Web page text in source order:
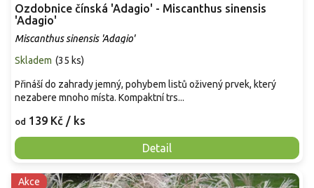
Ozdobnice čínská 'Adagio' - Miscanthus sinensis
'Adagio'
Miscanthus sinensis 'Adagio'
Skladem (35 ks)
od 139 Kč / ks
Detail
Přináší do zahrady jemný, pohybem listů oživený prvek, který
nezabere mnoho místa. Kompaktní trs...
Akce